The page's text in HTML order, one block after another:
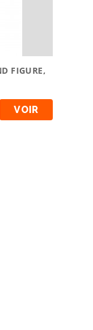
FIGURE,
VOIR